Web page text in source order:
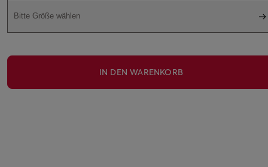
Bitte Größe wählen
IN DEN WARENKORB